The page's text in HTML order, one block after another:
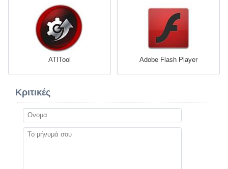
ATITool Adobe Flash Player
Κριτικές